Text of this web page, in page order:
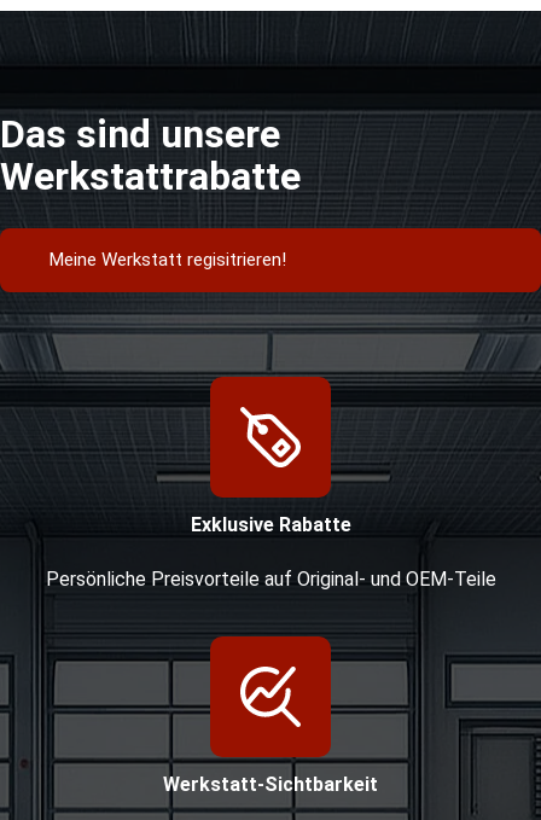
Das sind unsere
Werkstattrabatte
Meine Werkstatt regisitrieren!
Exklusive Rabatte
Persönliche Preisvorteile auf Original- und OEM-Teile
Werkstatt-Sichtbarkeit